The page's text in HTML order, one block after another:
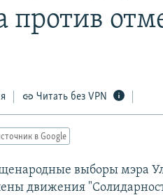
против
Читать без VPN
в Google
выборы мэра
движения